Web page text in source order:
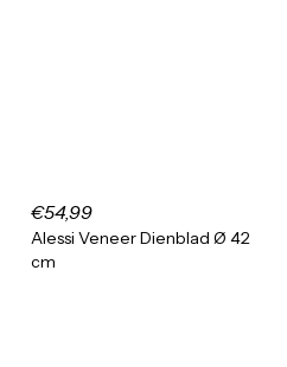
€54,99
Alessi Veneer Dienblad Ø 42
cm